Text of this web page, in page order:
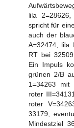
lila
spricht für
auch der
A=32474, lila
RT bei
Ein Impuls
grünen 2/B
1=34263 mit
roter
roter
33179,
Mindestziel